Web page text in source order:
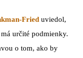
Fried uviedol,
určité podmienky.
o tom, ako by